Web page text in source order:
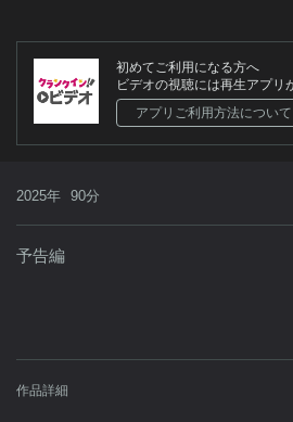
初めてご利用になる方へ
ビデオの視聴には再生アプリ
アプリご利用方法について
2025年 90分
予告編
作品詳細